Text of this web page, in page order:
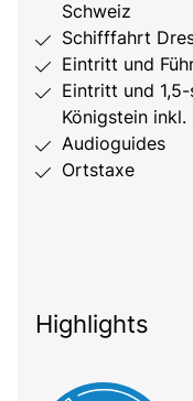
Schweiz
Schifffahrt
Eintritt und
Eintritt und
Königstein
Audioguides
Ortstaxe
Highlights